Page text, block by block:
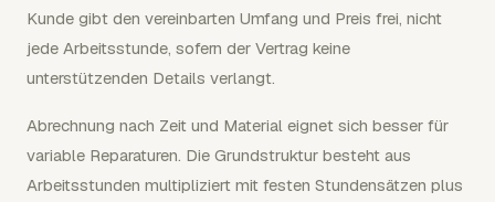
Kunde gibt den vereinbarten Umfang und Preis frei, nicht
jede Arbeitsstunde, sofern der Vertrag keine
unterstützenden Details verlangt.
Abrechnung nach Zeit und Material eignet sich besser für
variable Reparaturen. Die Grundstruktur besteht aus
Arbeitsstunden multipliziert mit festen Stundensätzen plus